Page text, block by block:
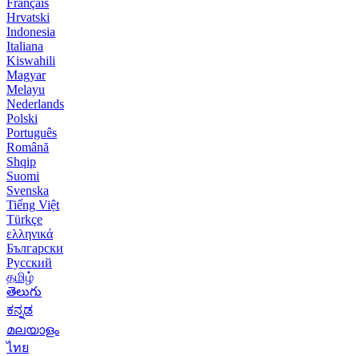
Hrvatski
Indonesia
Italiana
Kiswahili
Magyar
Melayu
Nederlands
Polski
Português
Română
Shqip
Suomi
Svenska
Tiếng Việt
Türkçe
ελληνικά
Български
Русский
தமிழ்
తెలుగు
ಕನ್ನಡ
മലയാളം
ไทย